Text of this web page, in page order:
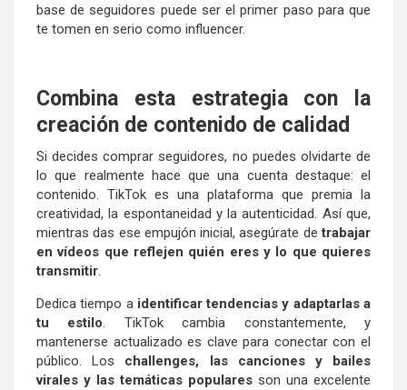
base de seguidores puede ser el primer paso para que
te tomen en serio como influencer.
Combina esta estrategia con la
creación de contenido de calidad
Si decides comprar seguidores, no puedes olvidarte de
lo que realmente hace que una cuenta destaque: el
contenido. TikTok es una plataforma que premia la
creatividad, la espontaneidad y la autenticidad. Así que,
mientras das ese empujón inicial, asegúrate detrabajar
en vídeos que reflejen quién eres y lo que quieres
transmitir.
Dedica tiempo aidentificar tendencias y adaptarlas a
tu estilo. TikTok cambia constantemente, y
mantenerse actualizado es clave para conectar con el
público. Los challenges, las canciones y bailes
virales y las temáticas populares son una excelente